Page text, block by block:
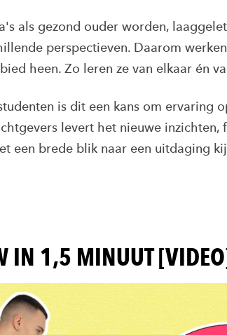
als gezond ouder worden,
perspectieven. Daarom
heen. Zo leren ze van elkaar én
is dit een kans om ervaring
levert het nieuwe
een brede blik naar een uitdaging
IN 1,5 MINUUT